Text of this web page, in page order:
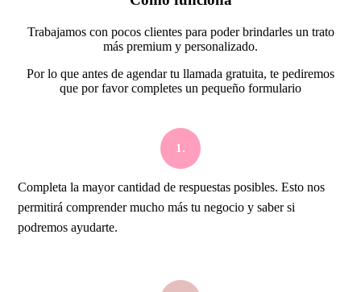
Trabajamos con pocos clientes para poder brindarles un trato
más premium y personalizado.
Por lo que antes de agendar tu llamada gratuita, te pediremos
que por favor completes un pequeño formulario
1.
Completa la mayor cantidad de respuestas posibles. Esto nos
permitirá comprender mucho más tu negocio y saber si
podremos ayudarte.